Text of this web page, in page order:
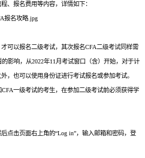
、报名费用等内容，详情如下：
可以报名二级考试，其次报名CFA二级考试同样需
影响，从2022年11月考试窗口（含）开始，对于计
，也可以使用身份证进行考试报名或参加考试。
一级考试的考生，在参加二级考试前必须获得学
击页面右上角的“Log in”，输入邮箱和密码，登